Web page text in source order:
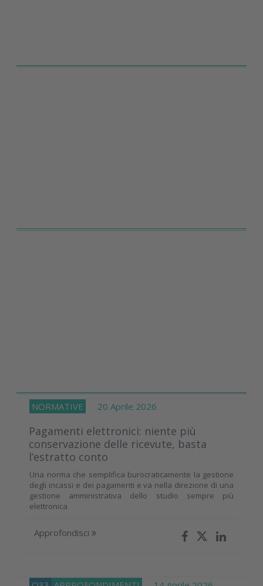
NORMATIVE 20 Aprile 2026
Pagamenti elettronici: niente più
conservazione delle ricevute, basta
l’estratto conto
Una norma che semplifica burocraticamente la gestione
degli incassi e dei pagamenti e va nella direzione di una
gestione amministrativa dello studio sempre più
elettronica
Approfondisci